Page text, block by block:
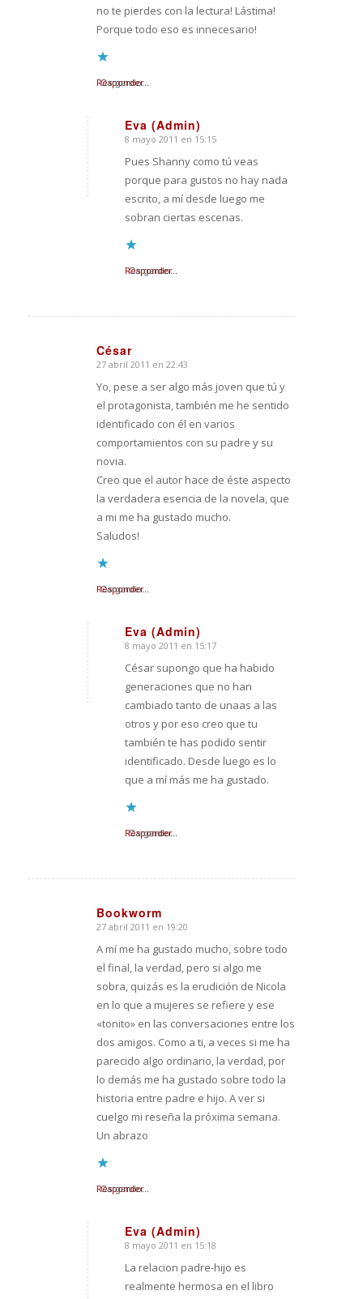
no te pierdes con la lectura! Lástima!
Porque todo eso es innecesario!
Cargando...
Responder
Eva (Admin)
Dice:
8 mayo 2011 en 15:15
Pues Shanny como tú veas
porque para gustos no hay nada
escrito, a mí desde luego me
sobran ciertas escenas.
Cargando...
Responder
César
Dice:
27 abril 2011 en 22:43
Yo, pese a ser algo más joven que tú y
el protagonista, también me he sentido
identificado con él en varios
comportamientos con su padre y su
novia.
Creo que el autor hace de éste aspecto
la verdadera esencia de la novela, que
a mi me ha gustado mucho.
Saludos!
Cargando...
Responder
Eva (Admin)
Dice:
8 mayo 2011 en 15:17
César supongo que ha habido
generaciones que no han
cambiado tanto de unaas a las
otros y por eso creo que tu
también te has podido sentir
identificado. Desde luego es lo
que a mí más me ha gustado.
Cargando...
Responder
Bookworm
Dice:
27 abril 2011 en 19:20
A mí me ha gustado mucho, sobre todo
el final, la verdad, pero si algo me
sobra, quizás es la erudición de Nicola
en lo que a mujeres se refiere y ese
«tonito» en las conversaciones entre los
dos amigos. Como a ti, a veces si me ha
parecido algo ordinario, la verdad, por
lo demás me ha gustado sobre todo la
historia entre padre e hijo. A ver si
cuelgo mi reseña la próxima semana.
Un abrazo
Cargando...
Responder
Eva (Admin)
Dice:
8 mayo 2011 en 15:18
La relacion padre-hijo es
realmente hermosa en el libro